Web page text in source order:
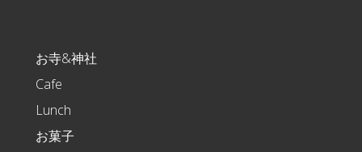
お寺&神社
Cafe
Lunch
お菓子